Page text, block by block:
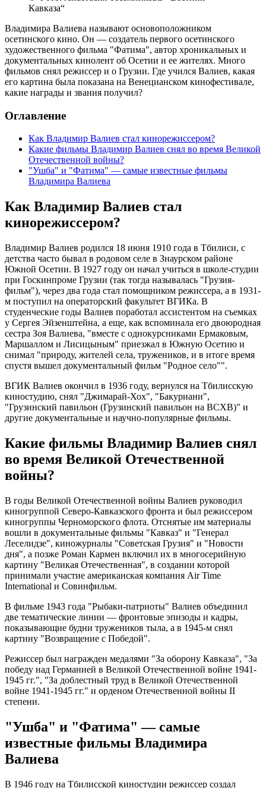
Кавказа“
Владимира Валиева называют основоположником
осетинского кино. Он — создатель первого осетинского
художественного фильма "Фатима", автор хроникальных и
документальных кинолент об Осетии и ее жителях. Много
фильмов снял режиссер и о Грузии. Где учился Валиев, какая
его картина была показана на Венецианском кинофестивале,
какие награды и звания получил?
Оглавление
Как Владимир Валиев стал кинорежиссером?
Какие фильмы Владимир Валиев снял во время Великой
Отечественной войны?
"Ушба" и "Фатима" — самые известные фильмы
Владимира Валиева
Как Владимир Валиев стал
кинорежиссером?
Владимир Валиев родился 18 июня 1910 года в Тбилиси, с
детства часто бывал в родовом селе в Знаурском районе
Южной Осетии. В 1927 году он начал учиться в школе-студии
при Госкинпроме Грузии (так тогда называлась "Грузия-
фильм"), через два года стал помощником режиссера, а в 1931-
м поступил на операторский факультет ВГИКа. В
студенческие годы Валиев поработал ассистентом на съемках
у Сергея Эйзенштейна, а еще, как вспоминала его двоюродная
сестра Зоя Валиева, "вместе с однокурсниками Ермаковым,
Маршаллом и Лисицыным" приезжал в Южную Осетию и
снимал "природу, жителей села, тружеников, и в итоге время
спустя вышел документальный фильм "Родное село"".
ВГИК Валиев окончил в 1936 году, вернулся на Тбилисскую
киностудию, снял "Джимарай-Хох", "Бакуриани",
"Грузинский павильон (Грузинский павильон на ВСХВ)" и
другие документальные и научно-популярные фильмы.
Какие фильмы Владимир Валиев снял
во время Великой Отечественной
войны?
В годы Великой Отечественной войны Валиев руководил
киногруппой Северо-Кавказского фронта и был режиссером
киногруппы Черноморского флота. Отснятые им материалы
вошли в документальные фильмы "Кавказ" и "Генерал
Леселидзе", киножурналы "Советская Грузия" и "Новости
дня", а позже Роман Кармен включил их в многосерийную
картину "Великая Отечественная", в создании которой
принимали участие американская компания Air Time
International и Совинфильм.
В фильме 1943 года "Рыбаки-патриоты" Валиев объединил
две тематические линии — фронтовые эпизоды и кадры,
показывающие будни тружеников тыла, а в 1945-м снял
картину "Возвращение с Победой".
Режиссер был награжден медалями "За оборону Кавказа", "За
победу над Германией в Великой Отечественной войне 1941-
1945 гг.", "За доблестный труд в Великой Отечественной
войне 1941-1945 гг." и орденом Отечественной войны II
степени.
"Ушба" и "Фатима" — самые
известные фильмы Владимира
Валиева
В 1946 году на Тбилисской киностудии режиссер создал